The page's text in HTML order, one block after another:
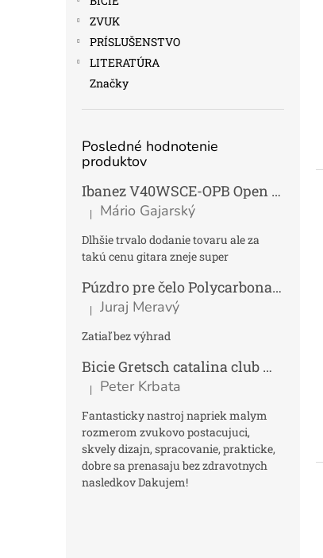
ZVUK
PRÍSLUŠENSTVO
LITERATÚRA
Značky
Posledné hodnotenie
produktov
Ibanez V40WSCE-OPB Open Pore Brown Elektroakustická gitara Dreadnought
Hodnotenie produktu je 4 z 5 hviezdičiek.
| Mário Gajarský
Dlhšie trvalo dodanie tovaru ale za
takú cenu gitara zneje super
Púzdro pre čelo Polycarbonat FUN
Hodnotenie produktu je 5 z 5 hviezdičiek.
| Juraj Meravý
Zatiaľ bez výhrad
Bicie Gretsch catalina club micro kit saf
Hodnotenie produktu je 5 z 5 hviezdičiek.
| Peter Krbata
Fantasticky nastroj napriek malym
rozmerom zvukovo postacujuci,
skvely dizajn, spracovanie, prakticke,
dobre sa prenasaju bez zdravotnych
nasledkov Dakujem!